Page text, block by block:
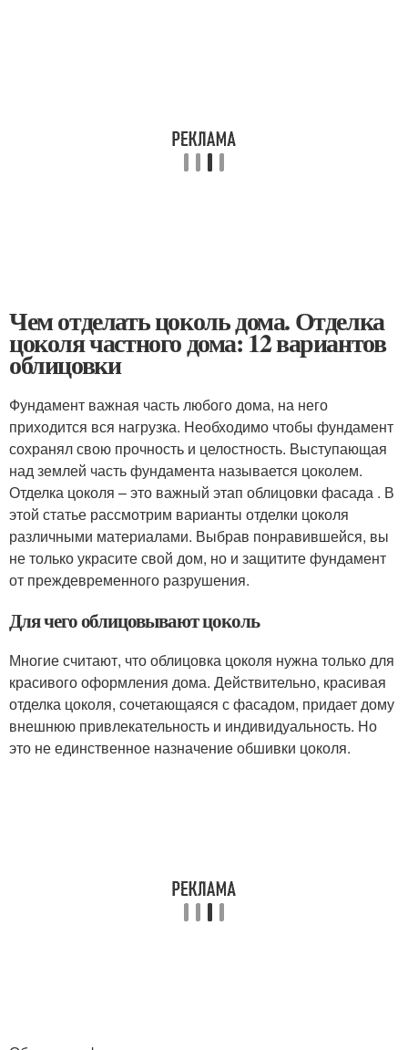
Чем отделать цоколь дома. Отделка
цоколя частного дома: 12 вариантов
облицовки
Фундамент важная часть любого дома, на него
приходится вся нагрузка. Необходимо чтобы фундамент
сохранял свою прочность и целостность. Выступающая
над землей часть фундамента называется цоколем.
Отделка цоколя – это важный этап облицовки фасада . В
этой статье рассмотрим варианты отделки цоколя
различными материалами. Выбрав понравившейся, вы
не только украсите свой дом, но и защитите фундамент
от преждевременного разрушения.
Для чего облицовывают цоколь
Многие считают, что облицовка цоколя нужна только для
красивого оформления дома. Действительно, красивая
отделка цоколя, сочетающаяся с фасадом, придает дому
внешнюю привлекательность и индивидуальность. Но
это не единственное назначение обшивки цоколя.